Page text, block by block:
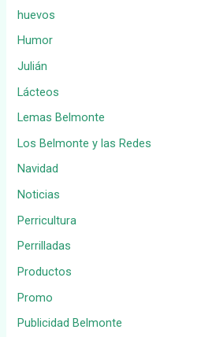
huevos
Humor
Julián
Lácteos
Lemas Belmonte
Los Belmonte y las Redes
Navidad
Noticias
Perricultura
Perrilladas
Productos
Promo
Publicidad Belmonte